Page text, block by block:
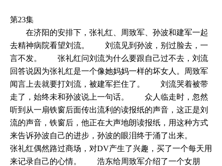
第23集
在济阳的安排下，张礼红、周致军、孙波和建军一起
去精神病院看望刘流。 刘流见到孙波，别过脸去，一
言不发。 张礼红问刘流为什么要跟自己过不去，刘流
回答说因为张礼红是一个像她妈妈一样的坏女人。周致军
闻言上去就要打刘流，被建军拦住了。 刘流哭着被带
走了，始终未和孙波说上一句话。 众人临走时，忽然
听到从一扇铁窗后面传出流利的读报纸的声音，这正是刘
流的声音，铁窗后，他正在大声地朗读报纸，用这种方式
来告诉孙波自己的进步，孙波的眼泪终于涌了出来。
张礼红偶然路过商场，对DV产生了兴趣，买了一个每天用
来记录自己的心情。 浩东给周致军介绍了一个女朋